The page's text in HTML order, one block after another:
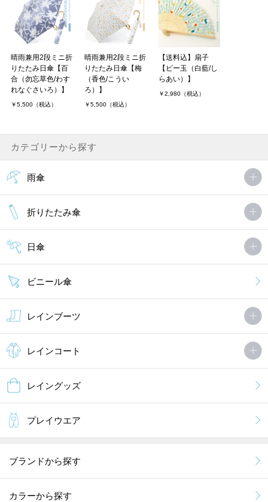
晴雨兼用2段ミニ折
りたたみ日傘【百
合（勿忘草色/わす
れなぐさいろ）】
￥5,500（税込）
晴雨兼用2段ミニ折
りたたみ日傘【梅
（香色/こうい
ろ）】
￥5,500（税込）
【送料込】扇子
【ビー玉（白藍/し
らあい）】
￥2,980（税込）
カテゴリーから探す
雨傘
折りたたみ傘
日傘
ビニール傘
レインブーツ
レインコート
レイングッズ
プレイウエア
ブランドから探す
カラーから探す